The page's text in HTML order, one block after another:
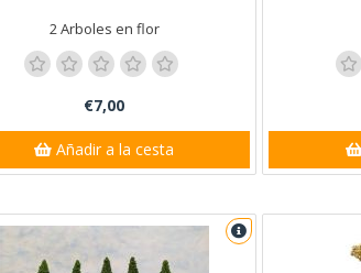
2 Arboles en flor
€7,00
Añadir a la cesta